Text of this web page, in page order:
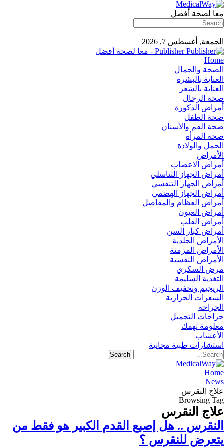
معا لصحة أفضل
الجمعة, أغسطس 7, 2026
Publisher - معا لصحة أفضل
Home
الصحة والجمال
العناية بالبشرة
العناية بالشعر
صحة الرجال
أمراض الذكورة
صحة الطفل
صحة الفم والأسنان
صحه المرأة
الحمل والولادة
الأمراض
أمراض الاعصاب
أمراض الجهاز التناسلي
أﻤراض اﻟﺠﻬﺎز اﻟﺘﻨﻔﺴﻲ
أمراض الجهاز الهضمي
أمراض العظام والمفاصل
أمراض العيون
أمراض القلب
أمراض كبار السن
الأمراض الجلدية
الأمراض المزمنة
الأمراض النفسية
مرض السكري
التغذية السليمة
الريجيم وتخفيف الوزن
السعرات الحرارية
الجراحة
جراحات التجميل
معلومة تهمك
الأعشاب
استشارات طبية مجانية
Home
News
علاج النقرس
Browsing Tag
علاج النقرس
النقرس .. هل إصبع القدم الكبير هو فقط من
يتعرض للنقرس ؟